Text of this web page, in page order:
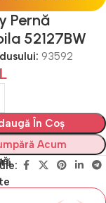
Pernă
52127BW
93592
În Coș
Acum